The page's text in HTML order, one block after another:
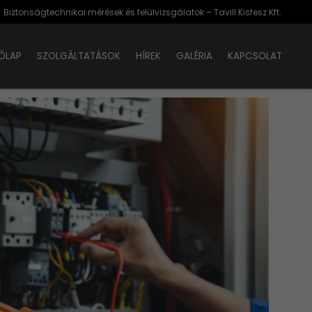
Biztonságtechnikai mérések és felülvizsgálatok – Tavill Kisfesz Kft.
SZOLGÁLTATÁSOK HÍREK GALÉRIA KAPCSOLAT